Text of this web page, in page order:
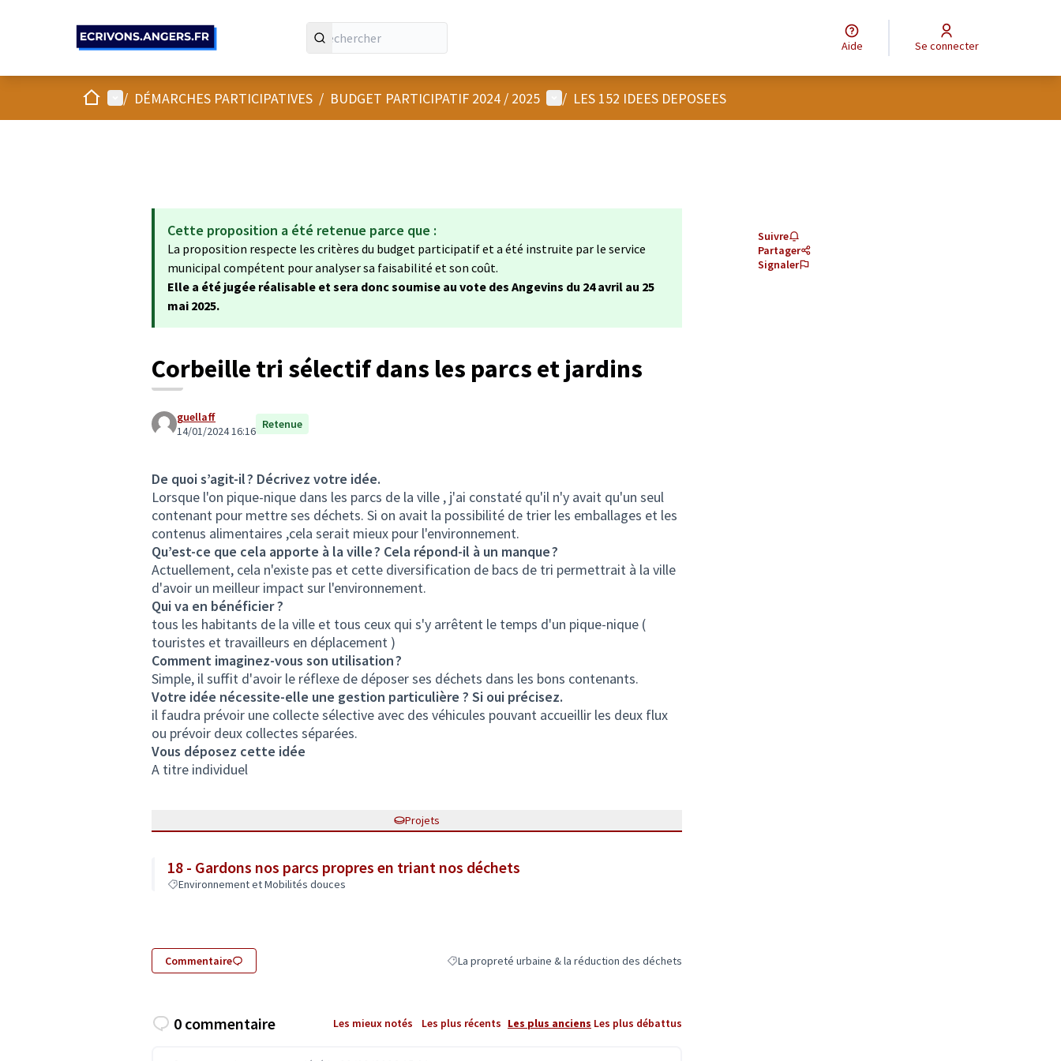
Aide Se connecter
AccueilMenu principal
/ DÉMARCHES PARTICIPATIVES / BUDGET PARTICIPATIF 2024 / 2025 Menu utilisateur
/ LES 152 IDEES DEPOSEES
Cette proposition a été retenue parce que :
La proposition respecte les critères du budget participatif et a été instruite par le service
municipal compétent pour analyser sa faisabilité et son coût.
Elle a été jugée réalisable et sera donc soumise au vote des Angevins du 24 avril au 25
mai 2025.
Corbeille tri sélectif dans les parcs et jardins
guellaff
14/01/2024 16:16 Retenue
De quoi s’agit-il ? Décrivez votre idée.
Lorsque l'on pique-nique dans les parcs de la ville , j'ai constaté qu'il n'y avait qu'un seul
contenant pour mettre ses déchets. Si on avait la possibilité de trier les emballages et les
contenus alimentaires ,cela serait mieux pour l'environnement.
Qu’est-ce que cela apporte à la ville ? Cela répond-il à un manque ?
Actuellement, cela n'existe pas et cette diversification de bacs de tri permettrait à la ville
d'avoir un meilleur impact sur l'environnement.
Qui va en bénéficier ?
tous les habitants de la ville et tous ceux qui s'y arrêtent le temps d'un pique-nique (
touristes et travailleurs en déplacement )
Comment imaginez-vous son utilisation ?
Simple, il suffit d'avoir le réflexe de déposer ses déchets dans les bons contenants.
Votre idée nécessite-elle une gestion particulière ? Si oui précisez.
il faudra prévoir une collecte sélective avec des véhicules pouvant accueillir les deux flux
ou prévoir deux collectes séparées.
Vous déposez cette idée
A titre individuel
Projets
18 - Gardons nos parcs propres en triant nos déchets
Environnement et Mobilités douces
Commentaire Filtrer les résultats de la catégorie : La propreté urbaine & la réduction des déchets
La propreté urbaine & la réduction des déchets
Suivre
Partager
Signaler
0 commentaire Les mieux notés Les plus récents Les plus anciens Les plus débattus